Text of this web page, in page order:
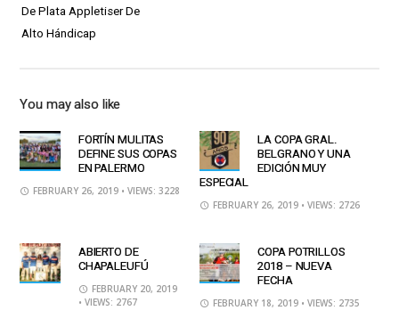
De Plata Appletiser De
Alto Hándicap
You may also like
FORTÍN MULITAS
DEFINE SUS COPAS
EN PALERMO
FEBRUARY 26, 2019 • VIEWS: 3228
LA COPA GRAL.
BELGRANO Y UNA
EDICIÓN MUY
ESPECIAL
FEBRUARY 26, 2019 • VIEWS: 2726
ABIERTO DE
CHAPALEUFÚ
FEBRUARY 20, 2019
• VIEWS: 2767
COPA POTRILLOS
2018 – NUEVA
FECHA
FEBRUARY 18, 2019 • VIEWS: 2735